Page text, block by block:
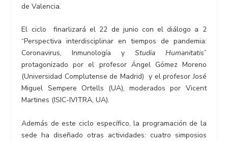
de Valencia.
El ciclo finarlizará el 22 de junio con el diálogo a 2
“Perspectiva interdisciplinar en tiempos de pandemia:
Coronavirus, Inmunología y Studia Humanitatis”
protagonizado por el profesor Ángel Gómez Moreno
(Universidad Complutense de Madrid) y el profesor José
Miguel Sempere Ortells (UA), moderados por Vicent
Martines (ISIC-IVITRA, UA).
Además de este ciclo específico, la programación de la
sede ha diseñado otras actividades: cuatro simposios